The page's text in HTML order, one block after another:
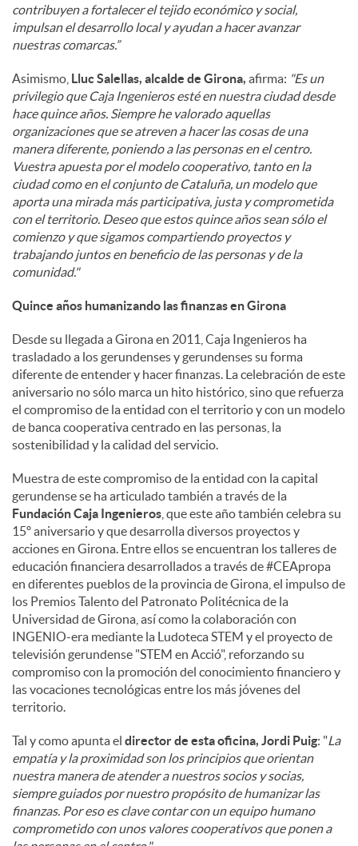
contribuyen a fortalecer el tejido económico y social,
impulsan el desarrollo local y ayudan a hacer avanzar
nuestras comarcas.”
Asimismo, Lluc Salellas, alcalde de Girona, afirma: "Es un
privilegio que Caja Ingenieros esté en nuestra ciudad desde
hace quince años. Siempre he valorado aquellas
organizaciones que se atreven a hacer las cosas de una
manera diferente, poniendo a las personas en el centro.
Vuestra apuesta por el modelo cooperativo, tanto en la
ciudad como en el conjunto de Cataluña, un modelo que
aporta una mirada más participativa, justa y comprometida
con el territorio. Deseo que estos quince años sean sólo el
comienzo y que sigamos compartiendo proyectos y
trabajando juntos en beneficio de las personas y de la
comunidad."
Quince años humanizando las finanzas en Girona
Desde su llegada a Girona en 2011, Caja Ingenieros ha
trasladado a los gerundenses y gerundenses su forma
diferente de entender y hacer finanzas. La celebración de este
aniversario no sólo marca un hito histórico, sino que refuerza
el compromiso de la entidad con el territorio y con un modelo
de banca cooperativa centrado en las personas, la
sostenibilidad y la calidad del servicio.
Muestra de este compromiso de la entidad con la capital
gerundense se ha articulado también a través de la
Fundación Caja Ingenieros , que este año también celebra su
15º aniversario y que desarrolla diversos proyectos y
acciones en Girona. Entre ellos se encuentran los talleres de
educación financiera desarrollados a través de #CEApropa
en diferentes pueblos de la provincia de Girona, el impulso de
los Premios Talento del Patronato Politécnica de la
Universidad de Girona, así como la colaboración con
INGENIO-era mediante la Ludoteca STEM y el proyecto de
televisión gerundense "STEM en Acció", reforzando su
compromiso con la promoción del conocimiento financiero y
las vocaciones tecnológicas entre los más jóvenes del
territorio.
Tal y como apunta el director de esta oficina, Jordi Puig: "La
empatía y la proximidad son los principios que orientan
nuestra manera de atender a nuestros socios y socias,
siempre guiados por nuestro propósito de humanizar las
finanzas. Por eso es clave contar con un equipo humano
comprometido con unos valores cooperativos que ponen a